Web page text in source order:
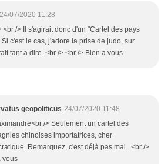
24/07/2020 11:28
<br /> Il s'agirait donc d'un "Cartel des pays
c'est le cas, j'adore la prise de judo, sur
tant a dire. <br /> <br /> Bien a vous
geopoliticus 24/07/2020 11:48
/> Seulement un cartel des
chinoises importatrices, cher
Remarquez, c'est déjà pas mal...<br />
vous